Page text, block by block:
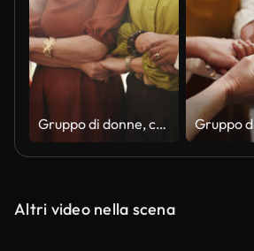
Gruppo di donne, che si tengono per mano e pregano per il sostegno, la fede e la guarigione per la religione, dio o il benessere spirituale. Comunità, persone mature e solidarietà per la speranza, la pace e il culto insieme per amore
Altri video nella scena